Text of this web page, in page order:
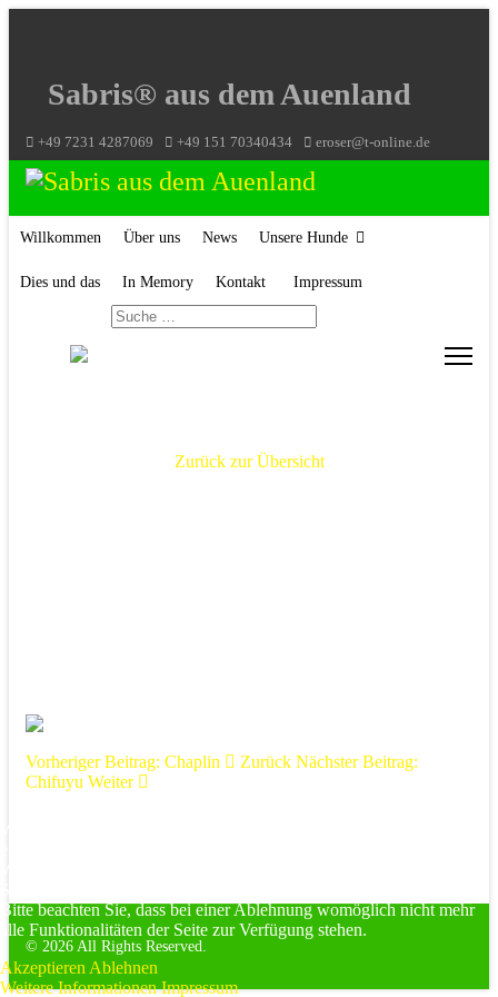
Sabris® aus dem Auenland
+49 7231 4287069 +49 151 70340434 eroser@t-online.de
Willkommen Über uns News Unsere Hunde
Dies und das In Memory Kontakt Impressum
Zurück zur Übersicht
Vorheriger Beitrag: Chaplin Zurück Nächster Beitrag:
Chifuyu Weiter
© 2026 All Rights Reserved.
Bitte beachten Sie, dass bei einer Ablehnung womöglich nicht mehr
alle Funktionalitäten der Seite zur Verfügung stehen.
Akzeptieren Ablehnen
Weitere Informationen Impressum